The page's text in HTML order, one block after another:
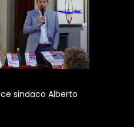
sindaco Alberto